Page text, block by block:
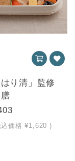
はり清」監修
込価格 ¥1,620 )